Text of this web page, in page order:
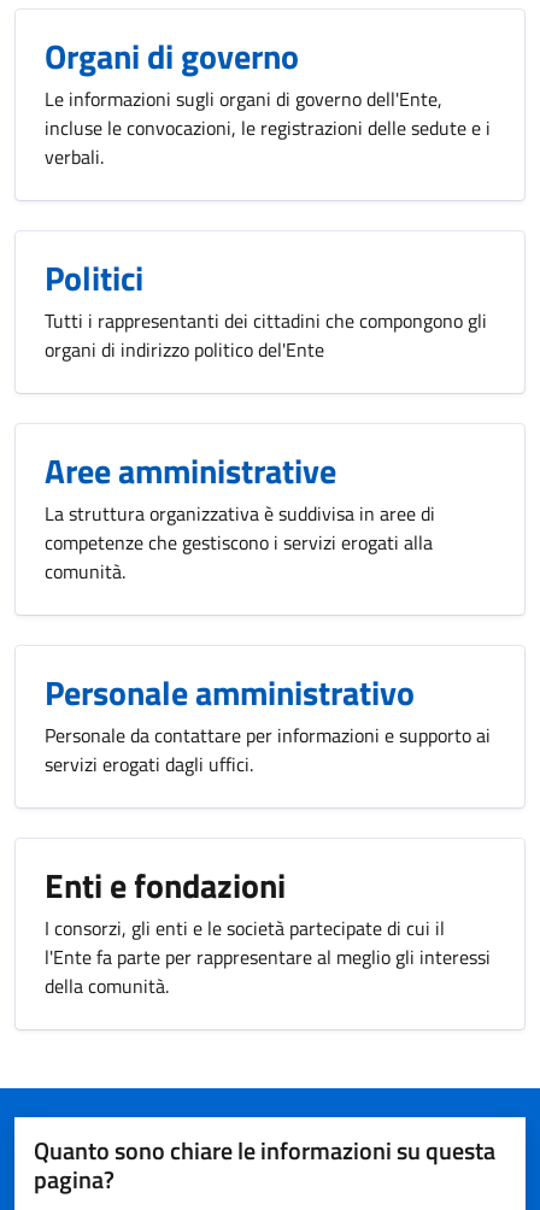
Organi di governo
Le informazioni sugli organi di governo dell'Ente,
incluse le convocazioni, le registrazioni delle sedute e i
verbali.
Politici
Tutti i rappresentanti dei cittadini che compongono gli
organi di indirizzo politico del'Ente
Aree amministrative
La struttura organizzativa è suddivisa in aree di
competenze che gestiscono i servizi erogati alla
comunità.
Personale amministrativo
Personale da contattare per informazioni e supporto ai
servizi erogati dagli uffici.
Enti e fondazioni
I consorzi, gli enti e le società partecipate di cui il
l'Ente fa parte per rappresentare al meglio gli interessi
della comunità.
Quanto sono chiare le informazioni su questa
pagina?